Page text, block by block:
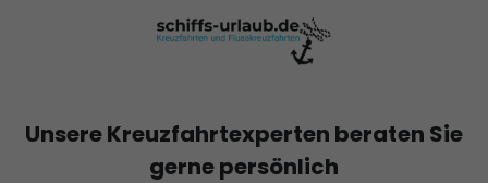
Unsere Kreuzfahrtexperten beraten Sie
gerne persönlich